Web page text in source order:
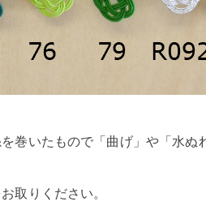
巻いたもので「曲げ」や「水ぬ
取りください。